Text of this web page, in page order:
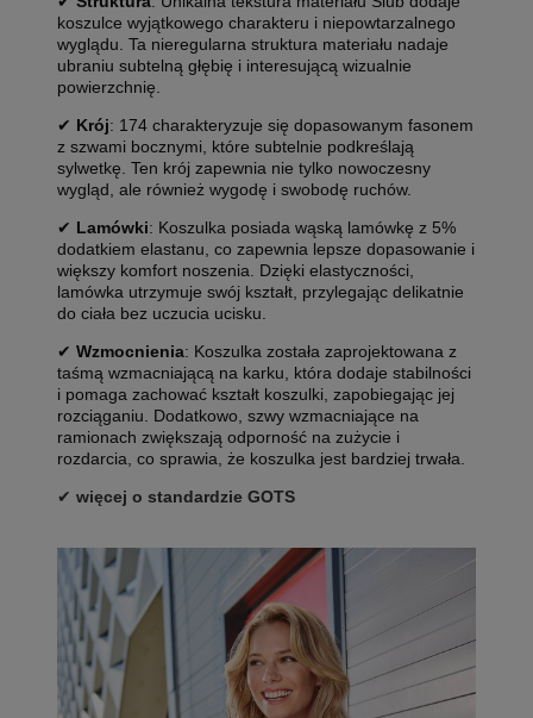
koszulce wyjątkowego charakteru i niepowtarzalnego
wyglądu. Ta nieregularna struktura materiału nadaje
ubraniu subtelną głębię i interesującą wizualnie
powierzchnię.
✔ Krój: 174 charakteryzuje się dopasowanym fasonem
z szwami bocznymi, które subtelnie podkreślają
sylwetkę. Ten krój zapewnia nie tylko nowoczesny
wygląd, ale również wygodę i swobodę ruchów.
✔ Lamówki: Koszulka posiada wąską lamówkę z 5%
dodatkiem elastanu, co zapewnia lepsze dopasowanie i
większy komfort noszenia. Dzięki elastyczności,
lamówka utrzymuje swój kształt, przylegając delikatnie
do ciała bez uczucia ucisku.
✔ Wzmocnienia: Koszulka została zaprojektowana z
taśmą wzmacniającą na karku, która dodaje stabilności
i pomaga zachować kształt koszulki, zapobiegając jej
rozciąganiu. Dodatkowo, szwy wzmacniające na
ramionach zwiększają odporność na zużycie i
rozdarcia, co sprawia, że koszulka jest bardziej trwała.
✔ więcej o standardzie GOTS